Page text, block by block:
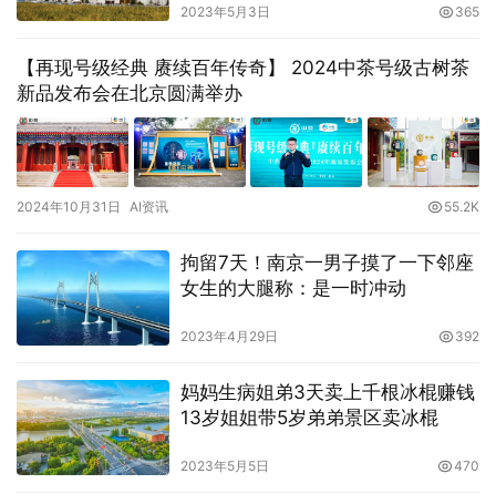
2023年5月3日 365
【再现号级经典 赓续百年传奇】 2024中茶号级古树茶
新品发布会在北京圆满举办
2024年10月31日 AI资讯 55.2K
拘留7天！南京一男子摸了一下邻座
女生的大腿称：是一时冲动
2023年4月29日 392
妈妈生病姐弟3天卖上千根冰棍赚钱
13岁姐姐带5岁弟弟景区卖冰棍
2023年5月5日 470